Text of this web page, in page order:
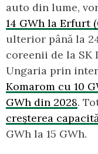
auto din lume,
14 GWh la Erfurt
ulterior până la
coreenii de la SK
Ungaria prin
Komarom cu 10
GWh din 2028.
creșterea
GWh la 15 GWh.